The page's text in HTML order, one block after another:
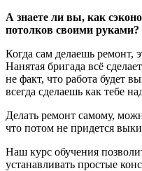
А знаете ли вы, как
потолков своими руками?
Когда сам делаешь ремонт,
Нанятая бригада всё
не факт, что работа будет
всегда сделаешь как тебе
Делать ремонт самому,
что потом не придется
Наш курс обучения
устанавливать простые